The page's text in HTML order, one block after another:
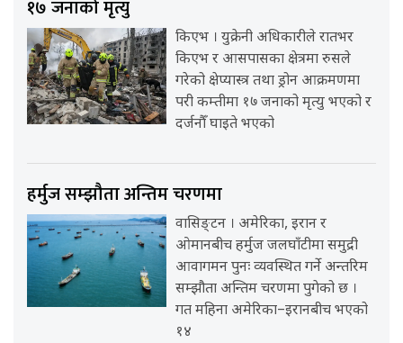
१७ जनाको मृत्यु
किएभ । युक्रेनी अधिकारीले रातभर
किएभ र आसपासका क्षेत्रमा रुसले
गरेको क्षेप्यास्त्र तथा ड्रोन आक्रमणमा
परी कम्तीमा १७ जनाको मृत्यु भएको र
दर्जनौँ घाइते भएको
हर्मुज सम्झौता अन्तिम चरणमा
वासिङ्टन । अमेरिका, इरान र
ओमानबीच हर्मुज जलघाँटीमा समुद्री
आवागमन पुनः व्यवस्थित गर्ने अन्तरिम
सम्झौता अन्तिम चरणमा पुगेको छ ।
गत महिना अमेरिका–इरानबीच भएको
१४